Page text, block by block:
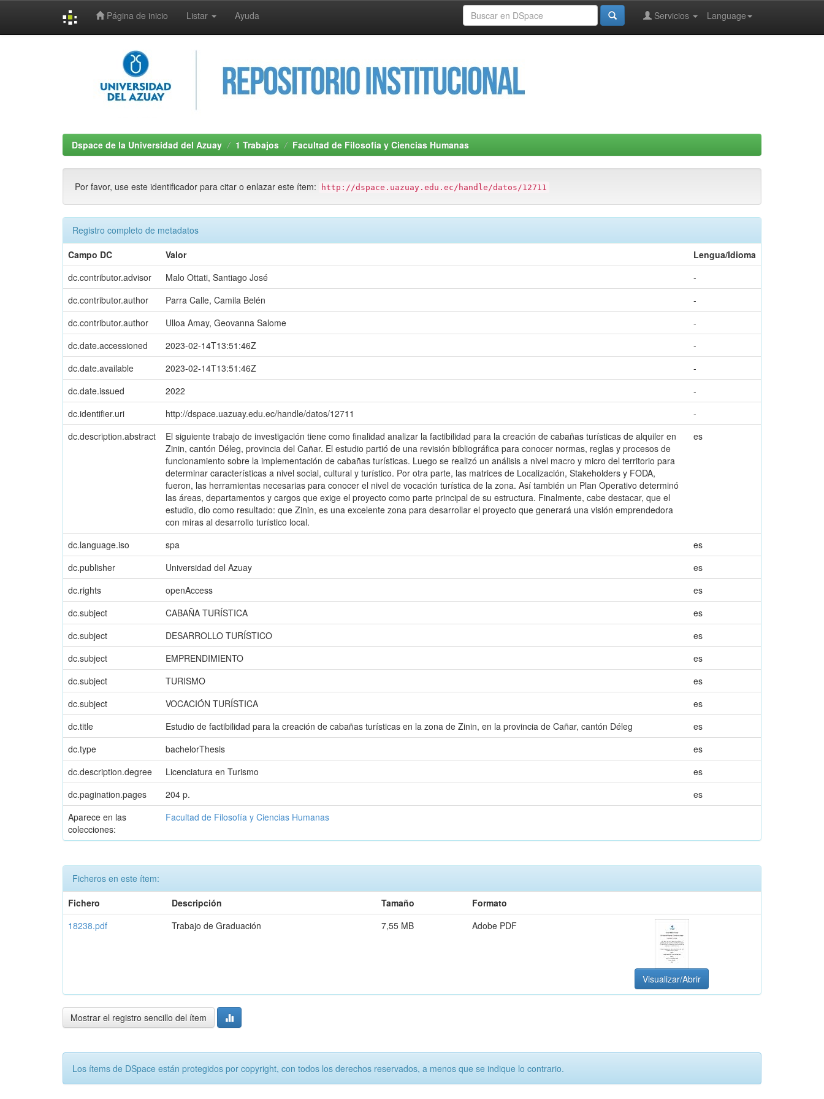
Página de inicio Listar Ayuda Language
Servicios
Dspace de la Universidad del Azuay 1 Trabajos Facultad de Filosofía y Ciencias Humanas
Por favor, use este identificador para citar o enlazar este ítem: http://dspace.uazuay.edu.ec/handle/datos/12711
Registro completo de metadatos
Campo DC
Valor
Lengua/Idioma
dc.contributor.advisor
Malo Ottati, Santiago José
-
dc.contributor.author
Parra Calle, Camila Belén
-
dc.contributor.author
Ulloa Amay, Geovanna Salome
-
dc.date.accessioned
2023-02-14T13:51:46Z
-
dc.date.available
2023-02-14T13:51:46Z
-
dc.date.issued
2022
-
dc.identifier.uri
http://dspace.uazuay.edu.ec/handle/datos/12711
-
dc.description.abstract
El siguiente trabajo de investigación tiene como finalidad analizar la factibilidad para la creación de cabañas turísticas de alquiler en
Zinin, cantón Déleg, provincia del Cañar. El estudio partió de una revisión bibliográfica para conocer normas, reglas y procesos de
funcionamiento sobre la implementación de cabañas turísticas. Luego se realizó un análisis a nivel macro y micro del territorio para
determinar características a nivel social, cultural y turístico. Por otra parte, las matrices de Localización, Stakeholders y FODA,
fueron, las herramientas necesarias para conocer el nivel de vocación turística de la zona. Así también un Plan Operativo determinó
las áreas, departamentos y cargos que exige el proyecto como parte principal de su estructura. Finalmente, cabe destacar, que el
estudio, dio como resultado: que Zinin, es una excelente zona para desarrollar el proyecto que generará una visión emprendedora
con miras al desarrollo turístico local.
es
dc.language.iso spa
es
dc.publisher
Universidad del Azuay
es
dc.rights
openAccess
es
dc.subject
CABAÑA TURÍSTICA
es
dc.subject
DESARROLLO TURÍSTICO
es
dc.subject
EMPRENDIMIENTO
es
dc.subject
TURISMO
es
dc.subject
VOCACIÓN TURÍSTICA
es
dc.title
Estudio de factibilidad para la creación de cabañas turísticas en la zona de Zinin, en la provincia de Cañar, cantón Déleg
es
dc.type
bachelorThesis
es
dc.description.degree
Licenciatura en Turismo
es
dc.pagination.pages
204 p.
es
Aparece en las
colecciones:
Facultad de Filosofía y Ciencias Humanas
Ficheros en este ítem:
Fichero
Descripción Tamaño
Formato
18238.pdf
Trabajo de Graduación 7,55 MB Adobe PDF
Visualizar/Abrir
Mostrar el registro sencillo del ítem
Los ítems de DSpace están protegidos por copyright, con todos los derechos reservados, a menos que se indique lo contrario.